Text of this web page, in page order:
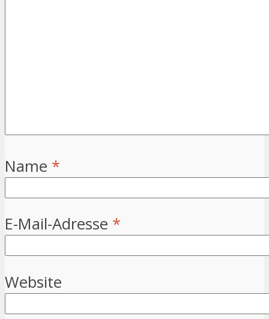
Name *
E-Mail-Adresse *
Website